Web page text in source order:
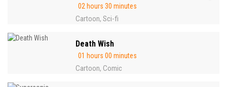
02 hours 30 minutes
Cartoon, Sci-fi
Death Wish
01 hours 00 minutes
Cartoon, Comic